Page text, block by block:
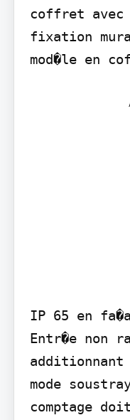
coffret avec
fixation
mod�le en
IP 65 en
Entr�e non
additionnant
mode
comptage